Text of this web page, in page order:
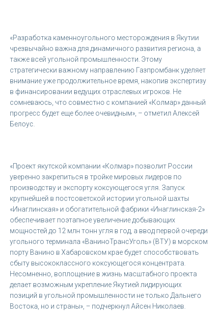
«Разработка каменноугольного месторождения в Якутии
чрезвычайно важна для динамичного развития региона, а
также всей угольной промышленности. Этому
стратегически важному направлению Газпромбанк уделяет
внимание уже продолжительное время, накопив экспертизу
в финансировании ведущих отраслевых игроков. Не
сомневаюсь, что совместно с компанией «Колмар» данный
прогресс будет еще более очевидным», – отметил Алексей
Белоус.
«Проект якутской компании «Колмар» позволит России
уверенно закрепиться в тройке мировых лидеров по
производству и экспорту коксующегося угля. Запуск
крупнейшей в постсоветской истории угольной шахты
«Инаглинская» и обогатительной фабрики «Инаглинская-2»
обеспечивает поэтапное увеличение добывающих
мощностей до 12 млн тонн угля в год, а ввод первой очереди
угольного терминала «ВаниноТрансУголь» (ВТУ) в морском
порту Ванино в Хабаровском крае будет способствовать
сбыту высококлассного коксующегося концентрата.
Несомненно, воплощение в жизнь масштабного проекта
делает возможным укрепление Якутией лидирующих
позиций в угольной промышленности не только Дальнего
Востока, но и страны», – подчеркнул Айсен Николаев.